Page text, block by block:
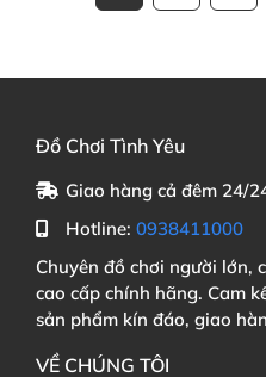
Đồ Chơi Tình Yêu
Giao hàng cả đêm 24/
Hotline: 0938411000
Chuyên đồ chơi người lớn,
cao cấp chính hãng. Cam
sản phẩm kín đáo, giao
VỀ CHÚNG TÔI